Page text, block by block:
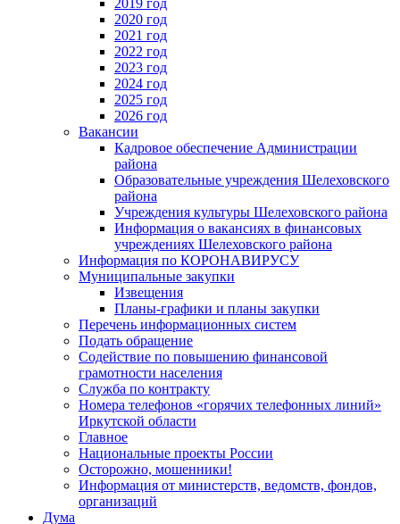
2020 год
2021 год
2022 год
2023 год
2024 год
2025 год
2026 год
Вакансии
Кадровое обеспечение Администрации
района
Образовательные учреждения Шелеховского
района
Учреждения культуры Шелеховского района
Информация о вакансиях в финансовых
учреждениях Шелеховского района
Информация по КОРОНАВИРУСУ
Муниципальные закупки
Извещения
Планы-графики и планы закупки
Перечень информационных систем
Подать обращение
Содействие по повышению финансовой
грамотности населения
Служба по контракту
Номера телефонов «горячих телефонных линий»
Иркутской области
Главное
Национальные проекты России
Осторожно, мошенники!
Информация от министерств, ведомств, фондов,
организаций
Дума